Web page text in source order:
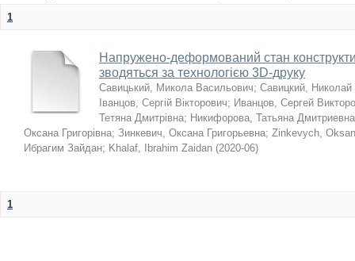
1
Напружено-деформований стан
зводяться за технологією 3D-друку
Савицький, Микола Васильович; Савицкий,
Іванцов, Сергій Вікторович; Иванцов, Сергей
Тетяна Дмитрівна; Никифорова, Татьяна Дмитриевна
Оксана Григорівна; Зинкевич, Оксана Григорьевна; Zinkevych,
Ибрагим Зайдан; Khalaf, Ibrahim Zaidan (2020-06)
1